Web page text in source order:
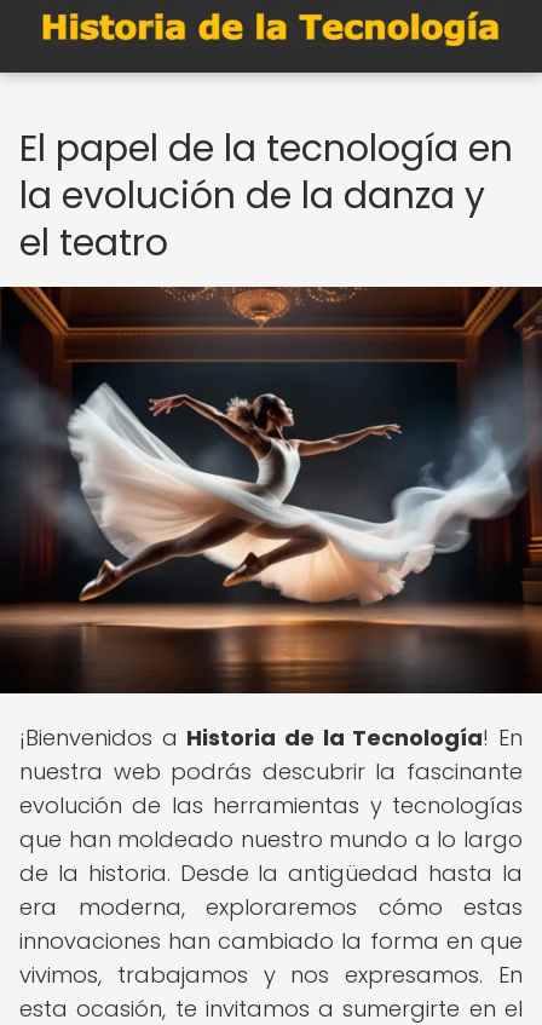
El papel de la tecnología en
la evolución de la danza y
el teatro
¡Bienvenidos a Historia de la Tecnología! En
nuestra web podrás descubrir la fascinante
evolución de las herramientas y tecnologías
que han moldeado nuestro mundo a lo largo
de la historia. Desde la antigüedad hasta la
era moderna, exploraremos cómo estas
innovaciones han cambiado la forma en que
vivimos, trabajamos y nos expresamos. En
esta ocasión, te invitamos a sumergirte en el